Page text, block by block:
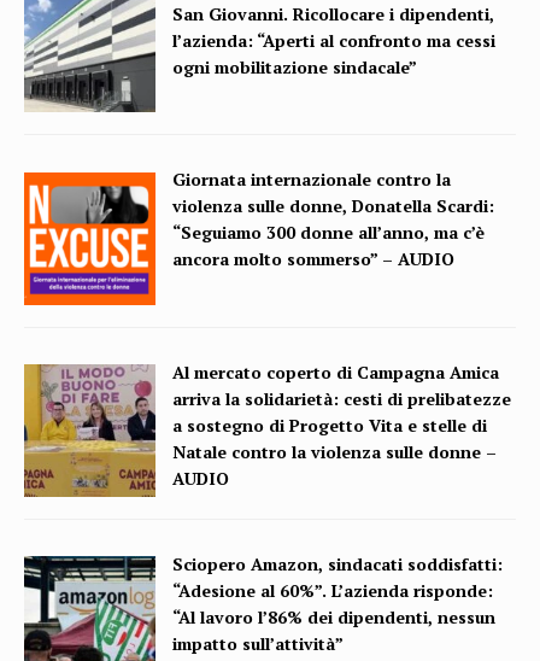
San Giovanni. Ricollocare i dipendenti,
l’azienda: “Aperti al confronto ma cessi
ogni mobilitazione sindacale”
Giornata internazionale contro la
violenza sulle donne, Donatella Scardi:
“Seguiamo 300 donne all’anno, ma c’è
ancora molto sommerso” – AUDIO
Al mercato coperto di Campagna Amica
arriva la solidarietà: cesti di prelibatezze
a sostegno di Progetto Vita e stelle di
Natale contro la violenza sulle donne –
AUDIO
Sciopero Amazon, sindacati soddisfatti:
“Adesione al 60%”. L’azienda risponde:
“Al lavoro l’86% dei dipendenti, nessun
impatto sull’attività”